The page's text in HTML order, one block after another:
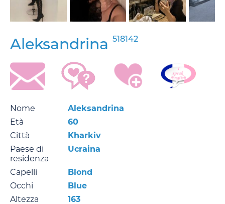
Aleksandrina 518142
Nome
Aleksandrina
Età
60
Città
Kharkiv
Paese di
residenza
Ucraina
Capelli
Blond
Occhi
Blue
Altezza
163